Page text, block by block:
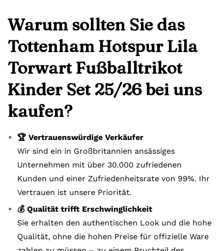
Warum sollten Sie das
Tottenham Hotspur Lila
Torwart Fußballtrikot
Kinder Set 25/26 bei uns
kaufen?
🏆 Vertrauenswürdige Verkäufer
Wir sind ein in Großbritannien ansässiges
Unternehmen mit über 30.000 zufriedenen
Kunden und einer Zufriedenheitsrate von 99%. Ihr
Vertrauen ist unsere Priorität.
💰 Qualität trifft Erschwinglichkeit
Sie erhalten den authentischen Look und die hohe
Qualität, ohne die hohen Preise für offizielle Ware